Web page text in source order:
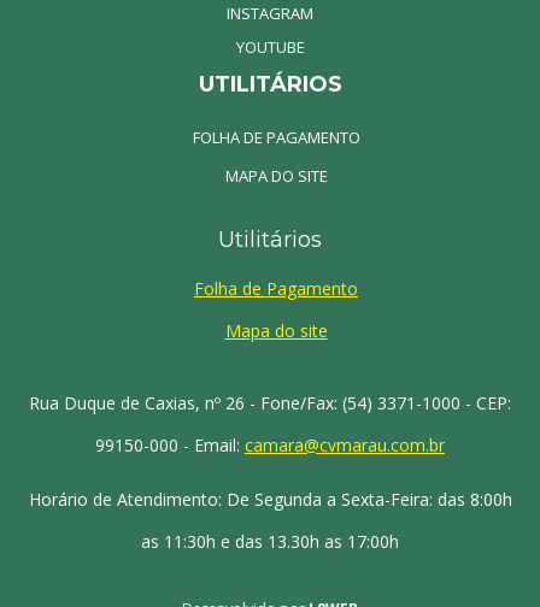
INSTAGRAM
YOUTUBE
UTILITÁRIOS
FOLHA DE PAGAMENTO
MAPA DO SITE
Utilitários
Folha de Pagamento
Mapa do site
Rua Duque de Caxias, nº 26 - Fone/Fax: (54) 3371-1000 - CEP:
99150-000 - Email: camara@cvmarau.com.br
Horário de Atendimento: De Segunda a Sexta-Feira: das 8:00h
as 11:30h e das 13.30h as 17:00h